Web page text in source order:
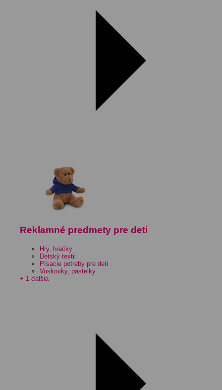
Reklamné predmety pre deti
Hry, hračky
Detský textil
Písacie potreby pre deti
Voskovky, pastelky
+ 1 ďalšia